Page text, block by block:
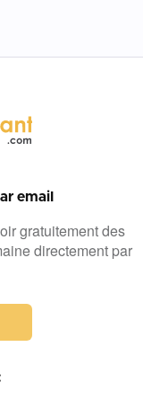
email
gratuitement des
directement par